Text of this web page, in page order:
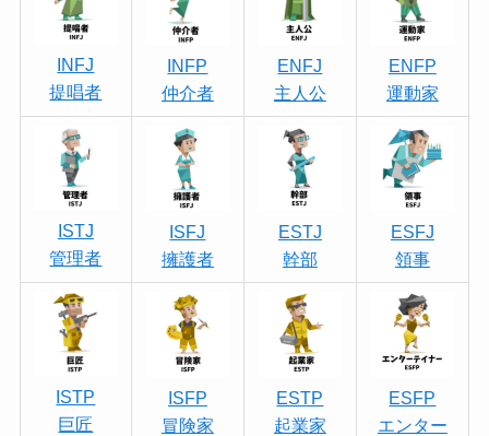
INFJ
提唱者
INFP
仲介者
ENFJ
主人公
ENFP
運動家
ISTJ
管理者
ISFJ
擁護者
ESTJ
幹部
ESFJ
領事
ISTP
巨匠
ISFP
冒険家
ESTP
起業家
ESFP
エンター